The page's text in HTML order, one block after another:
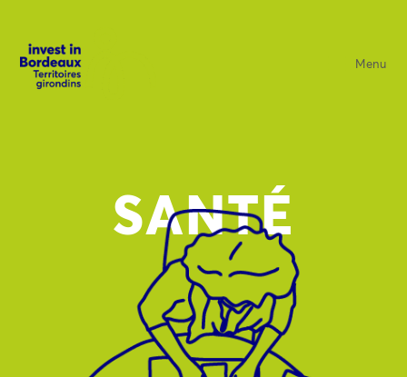
Menu
SANTÉ